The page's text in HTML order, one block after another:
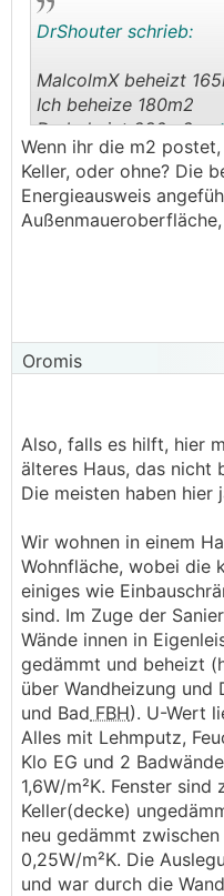
.
DrShouter schrieb:
MalcolmX beheizt
Ich beheize 180m2
Du beheizt 280m2
Wenn ihr die m2
Keller, oder ohne? Die
Energieausweis
Oromis
Also, falls es hilft, hier
älteres Haus, das nicht
Die meisten haben hier
Wir wohnen in einem
Wohnfläche, wobei die
einiges wie
sind. Im Zuge der
Wände innen in
gedämmt und beheizt
über Wandheizung und
und Bad FBH). U-Wert
Alles mit Lehmputz,
Klo EG und 2
1,6W/m²K. Fenster
Keller(decke)
neu gedämmt
0,25W/m²K. Die
und war durch die